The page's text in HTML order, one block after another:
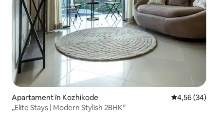
Apartament în Kozhikode Scor mediu
4,56 (34)
„Elite Stays | Modern Stylish 2BHK”